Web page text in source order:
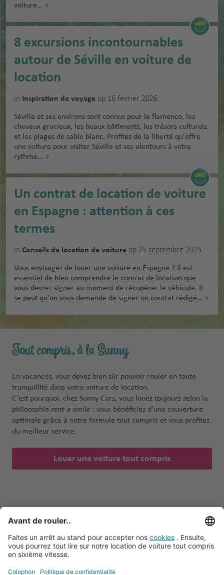
voiture… »
8 excursions incontournables
autour de Séville en voiture de
location
in Inspiration de voyage op 16 février 2026
Séville et ses environs sont connus pour le flamenco, les
chevaux gracieux, les beaux bâtiments, les trésors culturels
et les plages de sable blanc. Profitez de la liberté qu'offre
une voiture pour visiter Séville et ses alentours à votre
rythme… »
Un contrat de location de voiture
en Espagne : attention à ces
termes
in Conseils de location de voiture op 25 septembre 2025
Vous envisagez de louer une voiture en Espagne ? Il est
essentiel de bien comprendre le contrat de location que
vous devrez signer au moment de récupérer le véhicule. Il
se peut qu'on vous demande de signer un contrat rédigé… »
Tout compris, à la Sunny
En vacances, vous devez bien sûr pouvoir rouler en toute
tranquillité dans votre voiture de location.
C’est pourquoi, chez Sunny Cars, vous louez toujours selon la
philosophie rent-a-smile : vous bénéficiez d’une couverture
optimale grâce à notre formule tout compris et vous profitez
du meilleur service.
Louer une voiture tout compris